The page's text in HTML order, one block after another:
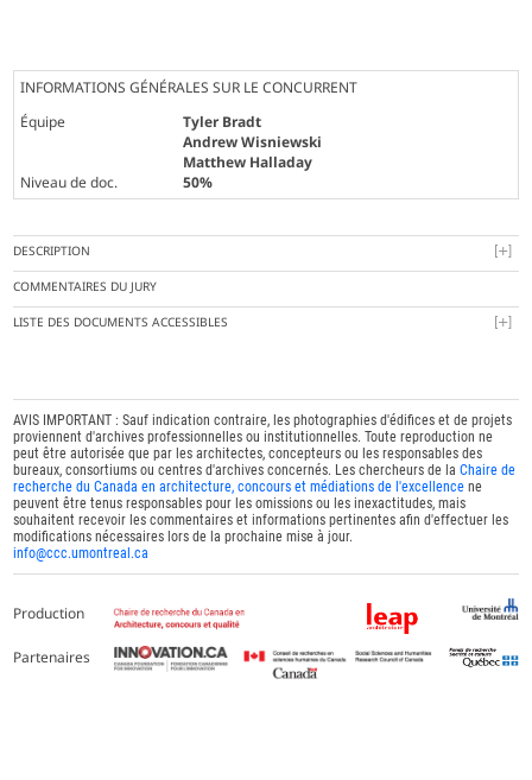
INFORMATIONS GÉNÉRALES SUR LE CONCURRENT
Équipe
Tyler Bradt
Andrew Wisniewski
Matthew Halladay
Niveau de doc.
50%
DESCRIPTION
COMMENTAIRES DU JURY
LISTE DES DOCUMENTS ACCESSIBLES
AVIS IMPORTANT : Sauf indication contraire, les photographies d'édifices et de projets
proviennent d'archives professionnelles ou institutionnelles. Toute reproduction ne
peut être autorisée que par les architectes, concepteurs ou les responsables des
bureaux, consortiums ou centres d'archives concernés. Les chercheurs de laChaire de
recherche du Canada en architecture, concours et médiations de l'excellence ne
peuvent être tenus responsables pour les omissions ou les inexactitudes, mais
souhaitent recevoir les commentaires et informations pertinentes afin d'effectuer les
modifications nécessaires lors de la prochaine mise à jour.
info@ccc.umontreal.ca
Production
Partenaires